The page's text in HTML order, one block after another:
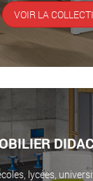
VOIR LA
lycées,